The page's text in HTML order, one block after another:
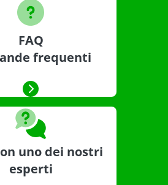
FAQ
frequenti
uno dei nostri
esperti